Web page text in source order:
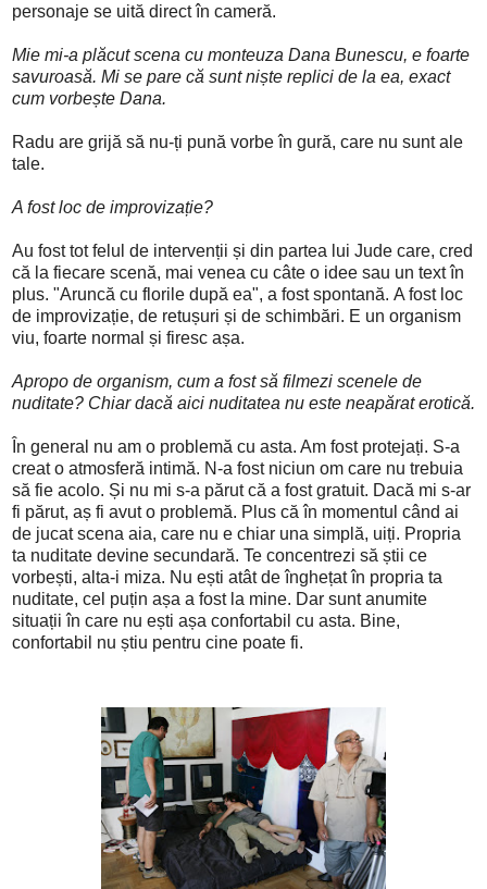
personaje se uită direct în cameră.
Mie mi-a plăcut scena cu monteuza Dana Bunescu, e foarte
savuroasă. Mi se pare că sunt niște replici de la ea, exact
cum vorbește Dana.
Radu are grijă să nu-ți pună vorbe în gură, care nu sunt ale
tale.
A fost loc de improvizație?
Au fost tot felul de intervenții și din partea lui Jude care, cred
că la fiecare scenă, mai venea cu câte o idee sau un text în
plus. "Aruncă cu florile după ea", a fost spontană. A fost loc
de improvizație, de retușuri și de schimbări. E un organism
viu, foarte normal și firesc așa.
Apropo de organism, cum a fost să filmezi scenele de
nuditate? Chiar dacă aici nuditatea nu este neapărat erotică.
În general nu am o problemă cu asta. Am fost protejați. S-a
creat o atmosferă intimă. N-a fost niciun om care nu trebuia
să fie acolo. Și nu mi s-a părut că a fost gratuit. Dacă mi s-ar
fi părut, aș fi avut o problemă. Plus că în momentul când ai
de jucat scena aia, care nu e chiar una simplă, uiți. Propria
ta nuditate devine secundară. Te concentrezi să știi ce
vorbești, alta-i miza. Nu ești atât de înghețat în propria ta
nuditate, cel puțin așa a fost la mine. Dar sunt anumite
situații în care nu ești așa confortabil cu asta. Bine,
confortabil nu știu pentru cine poate fi.